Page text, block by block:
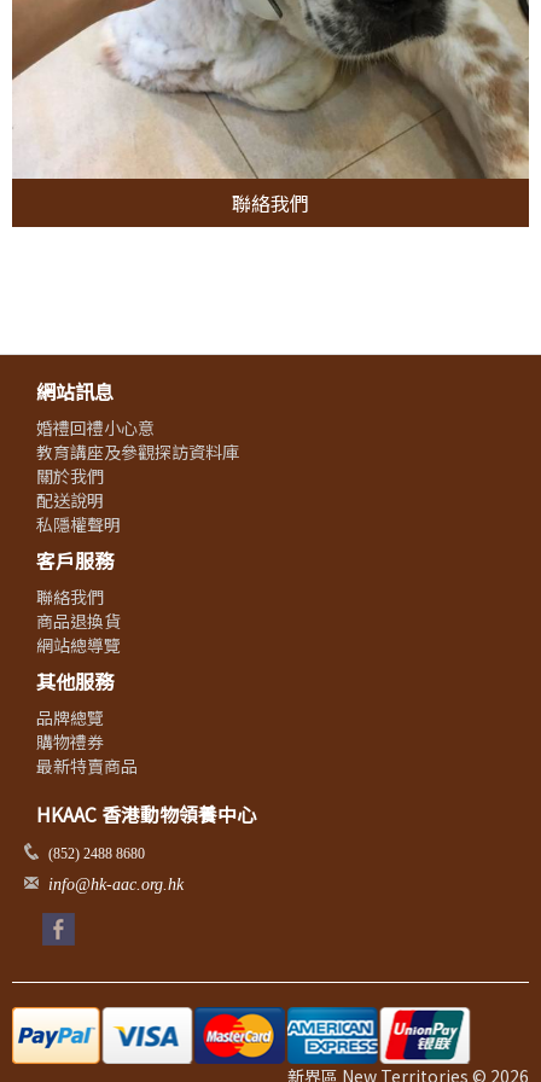
聯絡我們
網站訊息
婚禮回禮小心意
教育講座及參觀探訪資料庫
關於我們
配送說明
私隱權聲明
客戶服務
聯絡我們
商品退換貨
網站總導覽
其他服務
品牌總覽
購物禮券
最新特賣商品
HKAAC 香港動物領養中心
(852) 2488 8680
info@hk-aac.org.hk
新界區 New Territories © 2026